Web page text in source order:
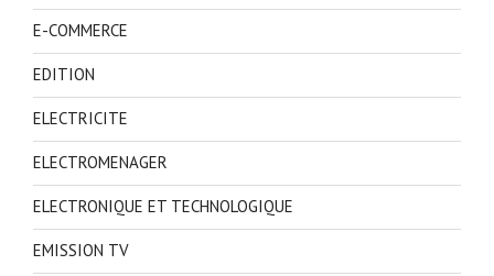
E-COMMERCE
EDITION
ELECTRICITE
ELECTROMENAGER
ELECTRONIQUE ET TECHNOLOGIQUE
EMISSION TV